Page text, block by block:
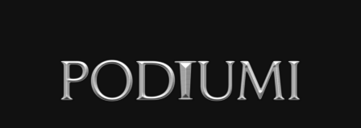
futur tashmë në Peshore. Dhe duke u futur Dielli
në Peshore kërkojmë një ekuilibrim sepse na
pret një dimër i gjatë përpara. E rëndësishme